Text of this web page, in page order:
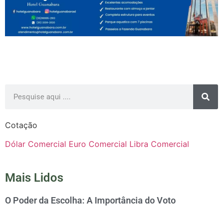
Cotação
Dólar Comercial Euro Comercial Libra Comercial
Mais Lidos
O Poder da Escolha: A Importância do Voto